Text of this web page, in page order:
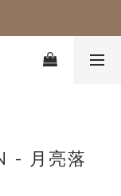
- 月亮落